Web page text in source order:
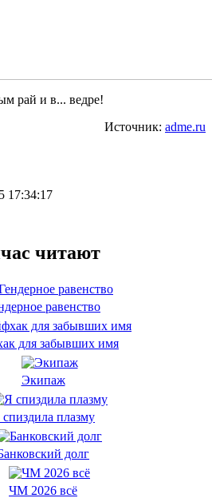
рай и в... ведре!
Источник: adme.ru
17:34:17
читают
равенство
для забывших имя
Экипаж
плазму
долг
ЧМ 2026 всё